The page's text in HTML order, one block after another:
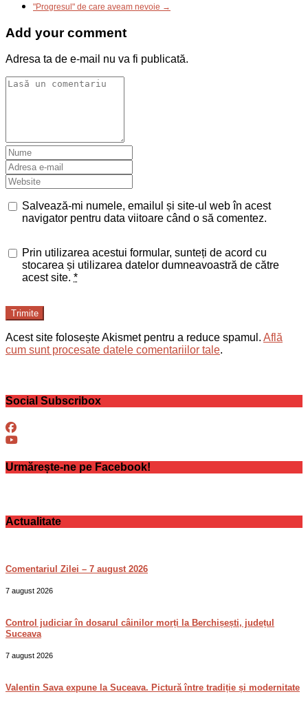
"Progresul" de care aveam nevoie →
Add your comment
Adresa ta de e-mail nu va fi publicată.
Salvează-mi numele, emailul și site-ul web în acest
navigator pentru data viitoare când o să comentez.
Prin utilizarea acestui formular, sunteți de acord cu
stocarea și utilizarea datelor dumneavoastră de către
acest site. *
Trimite
Acest site folosește Akismet pentru a reduce spamul. Află
cum sunt procesate datele comentariilor tale.
Social Subscribox
Urmărește-ne pe Facebook!
Actualitate
Comentariul Zilei – 7 august 2026
7 august 2026
Control judiciar în dosarul câinilor morți la Berchișești, județul
Suceava
7 august 2026
Valentin Sava expune la Suceava. Pictură între tradiție și modernitate